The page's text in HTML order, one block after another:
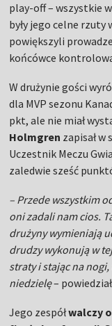
play-off – wszystkie
były jego celne rzuty
powiększyli
końcówce
W drużynie gości
dla MVP sezonu
pkt, ale nie miał
Holmgren zapisał
Uczestnik Meczu
zaledwie sześć
– Przede wszystkim
oni zadali nam cios.
drużyny wymieniają
drudzy wykonują w
straty i stając na
niedzielę–
Jego zespółwalczy o